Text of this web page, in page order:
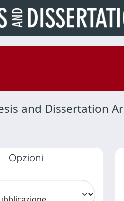
and Dissertation
Opzioni